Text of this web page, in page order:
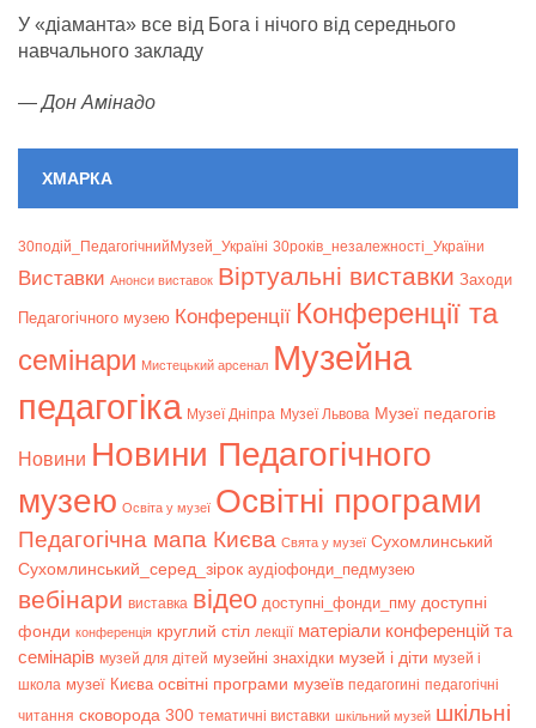
У «діаманта» все від Бога і нічого від середнього
навчального закладу
—Дон Амінадо
ХМАРКА
30подій_ПедагогічнийМузей_Україні 30років_незалежності_України
Bиставки Анонси виставок Віртуальні виставки Заходи
Педагогічного музею Конференції Конференції та
семінари Мистецький арсенал Музейна
педагогіка Музеї Дніпра Музеї Львова Музеї педагогів
Новини Новини Педагогічного
музею Освіта у музеї Освітні програми
Педагогічна мапа Києва Свята у музеї Сухомлинський
Сухомлинський_серед_зірок аудіофонди_педмузею
вебінари виставка відео доступні_фонди_пму доступні
фонди конференція круглий стіл лекції матеріали конференцій та
семінарів музей для дітей музейні знахідки музей і діти музей і
школа музеї Києва освітні програми музеїв педагогині педагогічні
читання сковорода 300 тематичні виставки шкільний музей шкільні